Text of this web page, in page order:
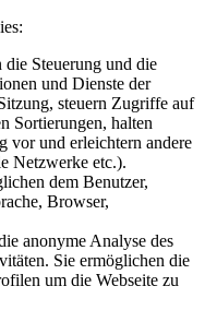
die Steuerung und die
und Dienste der
steuern Zugriffe auf
Sortierungen, halten
vor und erleichtern andere
Netzwerke etc.).
dem Benutzer,
Browser,
anonyme Analyse des
Sie ermöglichen die
um die Webseite zu